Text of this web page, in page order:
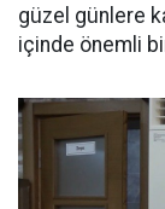
güzel günlere
içinde önemli